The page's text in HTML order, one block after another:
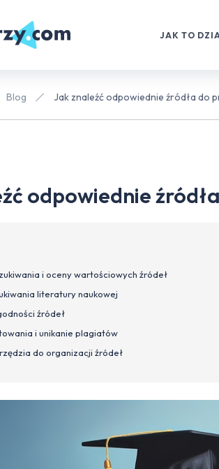
JAK TO
Blog Jak znaleźć odpowiednie źródła do
odpowiednie
i oceny wartościowych źródeł
literatury naukowej
źródeł
i unikanie plagiatów
do organizacji źródeł